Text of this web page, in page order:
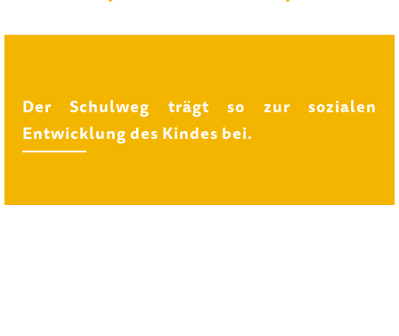
Der Schulweg trägt so zur sozialen
Entwicklung des Kindes bei.